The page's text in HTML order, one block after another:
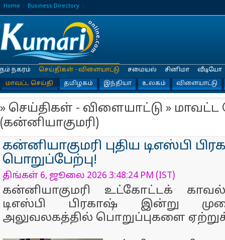
Home Business Directory
நம் நகரம்
செய்திகள் - விளையாட்டு
மாவட்ட செய்தி
தமிழகம் இந்தியா உலகம் விளையாட்டு
சமையல் சினிமா வீடியோ
» செய்திகள் - விளையாட்டு » மாவட்ட
(கன்னியாகுமரி)
கன்னியாகுமரி புதிய டிஎஸ்பி
பொறுப்பேற்பு!
திங்கள் 6, ஜூலை 2026 3:48:24 PM (IST)
கன்னியாகுமரி உட்கோட்டக்
டிஎஸ்பி பிரகாஷ் இன்று
அலுவலகத்தில் பொறுப்புகளை